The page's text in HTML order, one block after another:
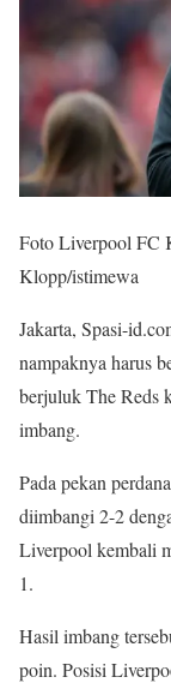
Foto Liverpool FC
Klopp/istimewa
Jakarta, Spasi-
nampaknya harus
berjuluk The Reds
imbang.
Pada pekan
diimbangi 2-2
Liverpool kembali
1.
Hasil imbang
poin. Posisi